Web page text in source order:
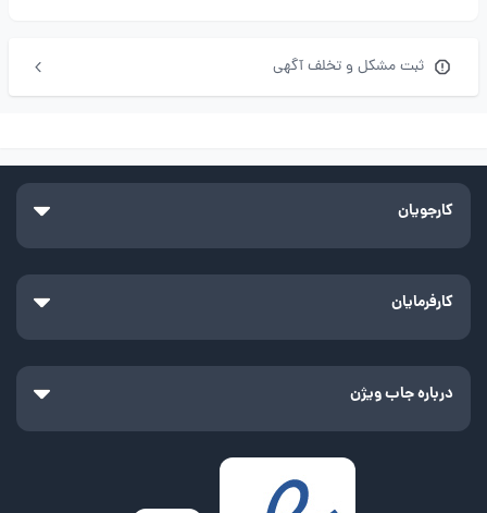
ثبت مشکل و تخلف آگهی
کارجویان
کارفرمایان
درباره جاب ویژن